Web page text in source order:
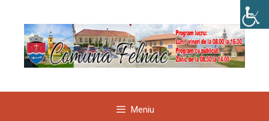
conținut
Meniu